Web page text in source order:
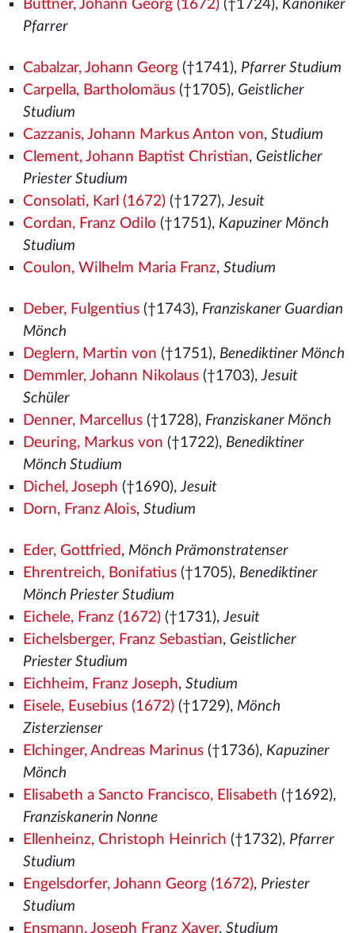
Büttner, Johann Georg (1672)(†1724), Kanoniker
Pfarrer
Cabalzar, Johann Georg(†1741), Pfarrer Studium
Carpella, Bartholomäus(†1705), Geistlicher
Studium
Cazzanis, Johann Markus Anton von, Studium
Clement, Johann Baptist Christian, Geistlicher
Priester Studium
Consolati, Karl (1672)(†1727),Jesuit
Cordan, Franz Odilo (†1751), Kapuziner Mönch
Studium
Coulon, Wilhelm Maria Franz, Studium
Deber, Fulgentius(†1743), Franziskaner Guardian
Mönch
Deglern, Martin von (†1751), Benediktiner Mönch
Demmler, Johann Nikolaus(†1703),Jesuit
Schüler
Denner, Marcellus(†1728), Franziskaner Mönch
Deuring, Markus von (†1722), Benediktiner
Mönch Studium
Dichel, Joseph (†1690),Jesuit
Dorn, Franz Alois, Studium
Eder, Gottfried , Mönch Prämonstratenser
Ehrentreich, Bonifatius(†1705), Benediktiner
Mönch Priester Studium
Eichele, Franz (1672)(†1731),Jesuit
Eichelsberger, Franz Sebastian, Geistlicher
Priester Studium
Eichheim, Franz Joseph, Studium
Eisele, Eusebius (1672)(†1729), Mönch
Zisterzienser
Elchinger, Andreas Marinus(†1736), Kapuziner
Mönch
Elisabeth a Sancto Francisco, Elisabeth (†1692),
Franziskanerin Nonne
Ellenheinz, Christoph Heinrich (†1732), Pfarrer
Studium
Engelsdorfer, Johann Georg (1672), Priester
Studium
Ensmann, Joseph Franz Xaver, Studium